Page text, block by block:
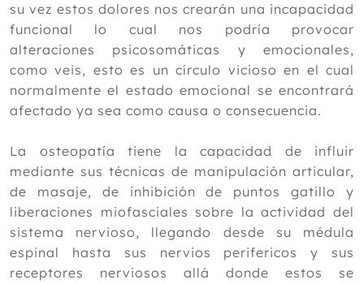
su vez estos dolores nos crearán una incapacidad
funcional lo cual nos podría provocar
alteraciones psicosomáticas y emocionales,
como veis, esto es un círculo vicioso en el cual
normalmente el estado emocional se encontrará
afectado ya sea como causa o consecuencia.
La osteopatía tiene la capacidad de influir
mediante sus técnicas de manipulación articular,
de masaje, de inhibición de puntos gatillo y
liberaciones miofasciales sobre la actividad del
sistema nervioso, llegando desde su médula
espinal hasta sus nervios perifericos y sus
receptores nerviosos allá donde estos se